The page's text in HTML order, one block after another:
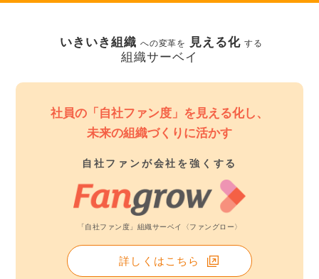
いきいき組織 への変革を 見える化 する
組織サーベイ
社員の「自社ファン度」を見える化し、
未来の組織づくりに活かす
自社ファンが会社を強くする
「自社ファン度」組織サーベイ〈ファングロー〉
詳しくはこちら